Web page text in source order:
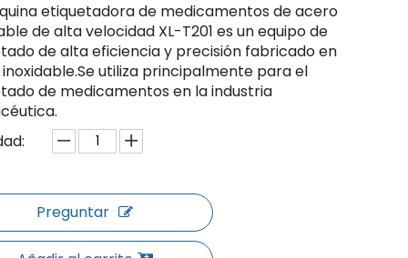
etiquetadora de medicamentos de acero
de alta velocidad XL-T201 es un equipo de
de alta eficiencia y precisión fabricado en
utiliza principalmente para el
de medicamentos en la industria
Preguntar